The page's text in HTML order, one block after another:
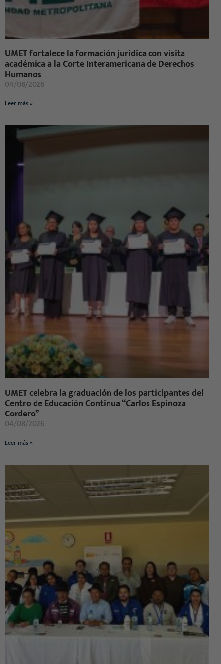
UMET fortalece la formación jurídica con visita
académica a la Corte Interamericana de Derechos
Humanos
04/08/2026
Leer más »
UMET celebra la graduación de los participantes del
Centro de Educación Continua “Carlos Espinoza
Cordero”
04/08/2026
Leer más »